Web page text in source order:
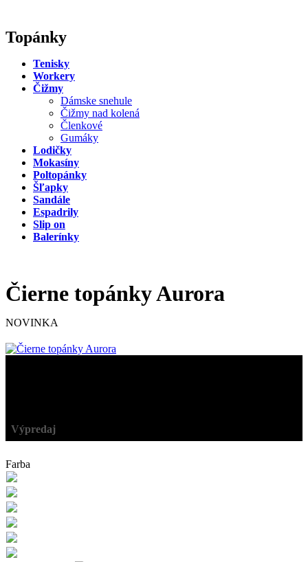
Topánky
Tenisky
Workery
Čižmy
Dámske snehule
Čižmy nad kolená
Členkové
Gumáky
Lodičky
Mokasíny
Poltopánky
Šľapky
Sandále
Espadrily
Slip on
Balerínky
Čierne topánky Aurora
NOVINKA
Výpredaj
Farba